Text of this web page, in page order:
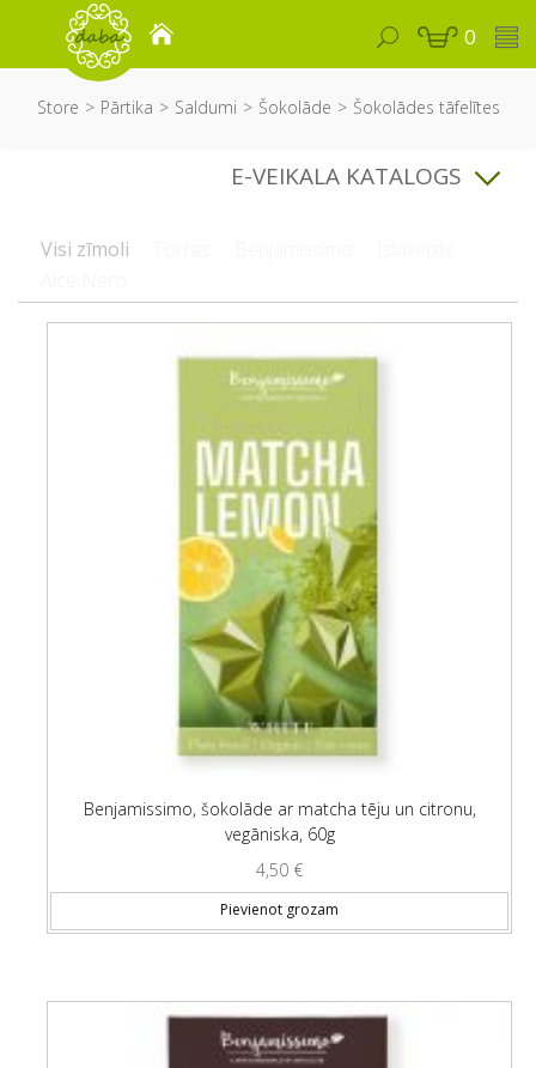
0
Store Pārtika Saldumi Šokolāde Šokolādes tāfelītes
E-VEIKALA KATALOGS
Visi zīmoli
Benjamissimo, šokolāde ar matcha tēju un citronu,
vegāniska, 60g
4,50 €
Pievienot grozam